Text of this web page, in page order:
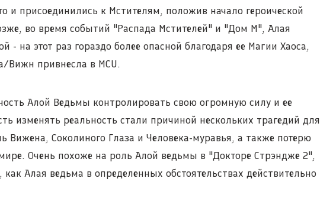
и присоединились к Мстителям, положив начало героической
во время событий "Распада Мстителей" и "Дом М", Алая
- на этот раз гораздо более опасной благодаря ее Магии Хаоса,
Вижн привнесла в MCU.
Алой Ведьмы контролировать свою огромную силу и ее
изменять реальность стали причиной нескольких трагедий для
Вижена, Соколиного Глаза и Человека-муравья, а также потерю
Очень похоже на роль Алой ведьмы в "Докторе Стрэндже 2",
Алая ведьма в определенных обстоятельствах действительно